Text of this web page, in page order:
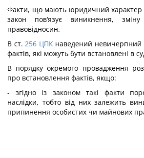
Факти, що мають юридичний характер
закон пов‘язує виникнення,
правовідносин.
В ст. 256 ЦПКнаведений невичерпний
фактів, які можуть бути встановлені в
В порядку окремого провадження
про встановлення фактів, якщо:
- згідно із законом такі факти
наслідки, тобто від них залежить
припинення особистих чи майнових